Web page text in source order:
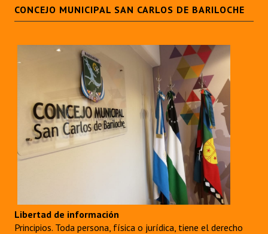
CONCEJO MUNICIPAL SAN CARLOS DE BARILOCHE
Libertad de información
Principios. Toda persona, física o jurídica, tiene el derecho